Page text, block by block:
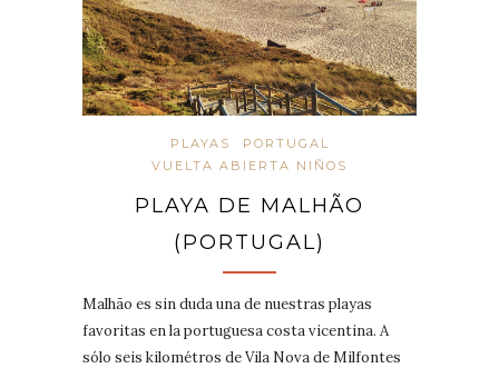
PLAYAS
PORTUGAL
VUELTA ABIERTA NIÑOS
PLAYA DE MALHÃO
(PORTUGAL)
Malhão es sin duda una de nuestras playas
favoritas en la portuguesa costa vicentina. A
sólo seis kilométros de Vila Nova de Milfontes